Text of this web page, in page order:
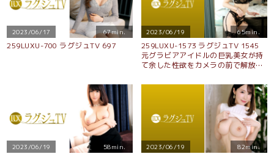
2023/06/17 67min.
259LUXU-700 ラグジュTV 697
2023/06/19 65min.
259LUXU-1573 ラグジュTV 1545
元グラビアアイドルの巨乳美女が持
て余した性欲をカメラの前で解放！
音を立てながら男の上で腰を振り濃
厚なセックスに酔いしれる！
2023/06/19 58min. 2023/06/19 82min.